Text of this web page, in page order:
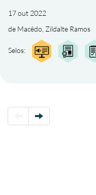
17 out 2022
de Macêdo, Zildalte Ramos
Selos: